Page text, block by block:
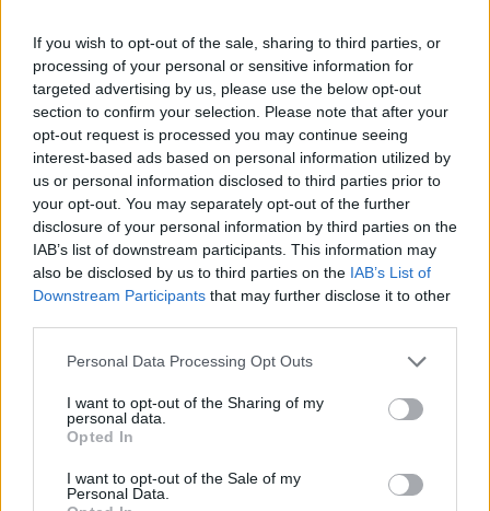
If you wish to opt-out of the sale, sharing to third parties, or
processing of your personal or sensitive information for
targeted advertising by us, please use the below opt-out
section to confirm your selection. Please note that after your
opt-out request is processed you may continue seeing
interest-based ads based on personal information utilized by
us or personal information disclosed to third parties prior to
your opt-out. You may separately opt-out of the further
disclosure of your personal information by third parties on the
IAB’s list of downstream participants. This information may
also be disclosed by us to third parties on the IAB’s List of
Downstream Participants that may further disclose it to other
Personal Data Processing Opt Outs
I want to opt-out of the Sharing of my
personal data.
Opted In
I want to opt-out of the Sale of my
Personal Data.
Leggi l'articolo:
Borse di studio, ecco i premiati
ADV
Commenti